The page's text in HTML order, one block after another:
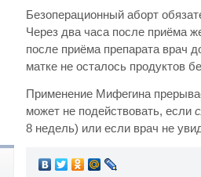
Безоперационный аборт
Через два часа после приёма
после приёма препарата врач
матке не осталось продуктов
Применение Мифегина
может не подействовать, если
8 недель) или если врач не